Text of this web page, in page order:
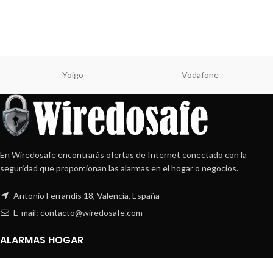
Yoigo Vodafone
En Wiredosafe encontrarás ofertas de Internet conectado con la
seguridad que proporcionan las alarmas en el hogar o negocios.
Antonio Ferrandis 18, Valencia, España
E-mail: contacto@wiredosafe.com
ALARMAS HOGAR